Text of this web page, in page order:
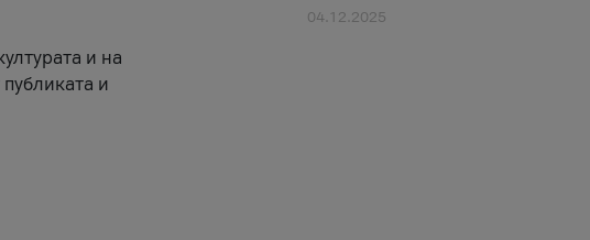
и на
и
04.12.2025